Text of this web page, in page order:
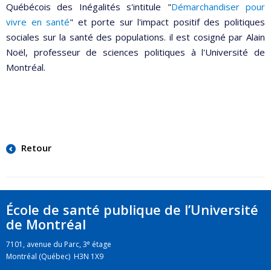
Québécois des Inégalités s'intitule "Démarchandiser pour
vivre en santé" et porte sur l'impact positif des politiques
sociales sur la santé des populations. il est cosigné par Alain
Noël, professeur de sciences politiques à l'Université de
Montréal.
Retour
École de santé publique de l’Université
de Montréal
7101, avenue du Parc, 3e étage
Montréal (Québec) H3N 1X9